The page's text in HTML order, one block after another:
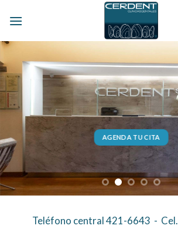
AGENDA TU CITA
Teléfono central421-6643 - Cel.